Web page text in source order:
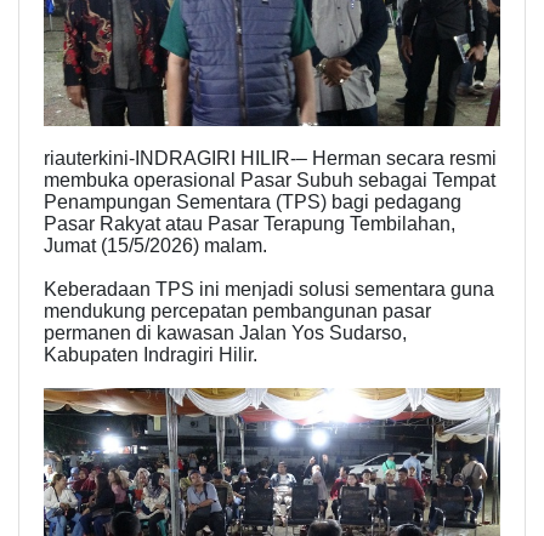
riauterkini-INDRAGIRI HILIR-– Herman secara resmi
membuka operasional Pasar Subuh sebagai Tempat
Penampungan Sementara (TPS) bagi pedagang
Pasar Rakyat atau Pasar Terapung Tembilahan,
Jumat (15/5/2026) malam.
Keberadaan TPS ini menjadi solusi sementara guna
mendukung percepatan pembangunan pasar
permanen di kawasan Jalan Yos Sudarso,
Kabupaten Indragiri Hilir.